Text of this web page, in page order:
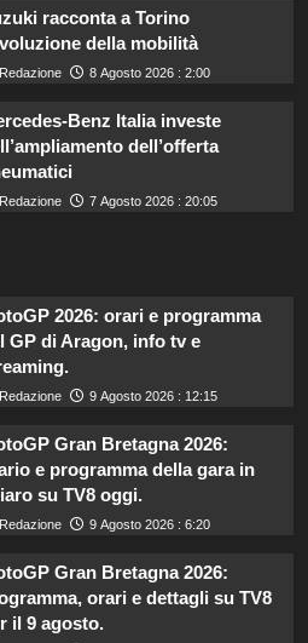
racconta a Torino
della mobilità
Redazione 8 Agosto 2026 : 2:00
Benz Italia investe
dell’offerta
Redazione 7 Agosto 2026 : 20:05
2026: orari e programma
GP di Aragon, info tv e
Redazione 9 Agosto 2026 : 12:15
Gran Bretagna 2026:
e programma della gara in
su TV8 oggi.
Redazione 9 Agosto 2026 : 6:20
Gran Bretagna 2026:
orari e dettagli su TV8
il 9 agosto.